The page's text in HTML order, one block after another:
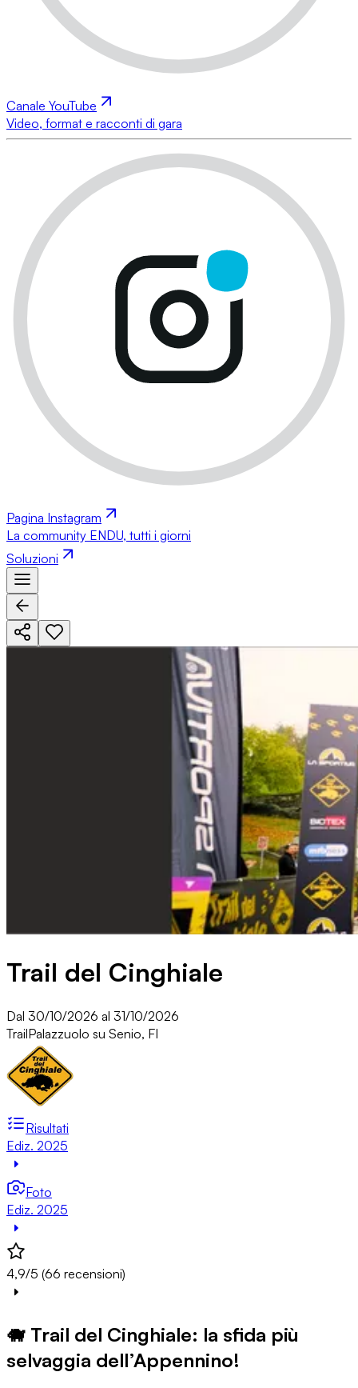
Canale YouTube
Video, format e racconti di gara
Pagina Instagram
La community ENDU, tutti i giorni
Soluzioni
Trail del Cinghiale
Dal 30/10/2026 al 31/10/2026
TrailPalazzuolo su Senio, FI
Risultati
Ediz. 2025
Foto
Ediz. 2025
4,9/5 (66 recensioni)
🐗 Trail del Cinghiale: la sfida più
selvaggia dell’Appennino!